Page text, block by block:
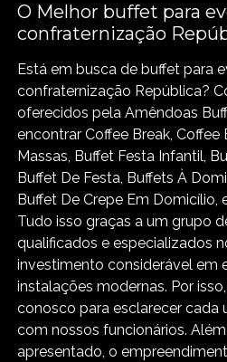
O Melhor buffet para
confraternização
Está em busca de buffet para
confraternização República?
oferecidos pela Amêndoas
encontrar Coffee Break, Coffee
Massas, Buffet Festa Infantil,
Buffet De Festa, Buffets À
Buffet De Crepe Em Domicílio,
Tudo isso graças a um grupo
qualificados e especializados
investimento considerável em
instalações modernas. Por
conosco para esclarecer cada
com nossos funcionários.
apresentado, o